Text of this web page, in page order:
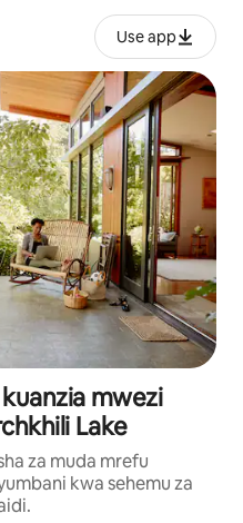
Use app
mwezi
Lake
za muda mrefu
kwa sehemu za